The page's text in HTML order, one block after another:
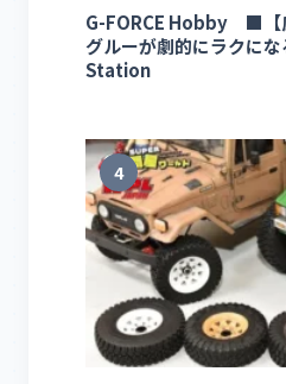
G-FORCE Hobby ■【
グルーが劇的にラクに
Station
4